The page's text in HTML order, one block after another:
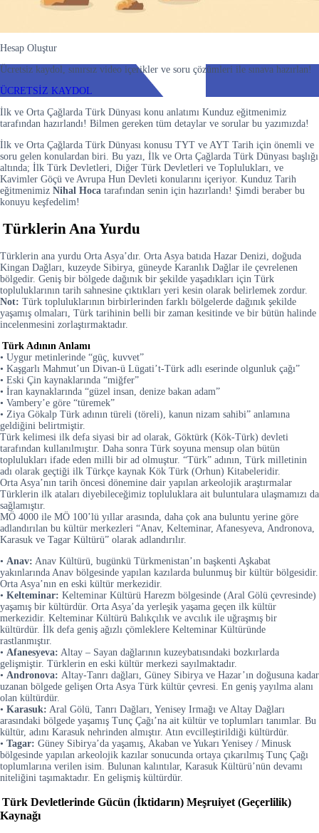
Hesap Oluştur
Ücretsiz kaydol, sınırsız video içerikler ve soru çözümleri ile sınava hazırlan!
ÜCRETSİZ KAYDOL
İlk ve Orta Çağlarda Türk Dünyası konu anlatımı Kunduz eğitmenimiz
tarafından hazırlandı! Bilmen gereken tüm detaylar ve sorular bu yazımızda!
İlk ve Orta Çağlarda Türk Dünyası konusu TYT ve AYT Tarih için önemli ve
soru gelen konulardan biri. Bu yazı, İlk ve Orta Çağlarda Türk Dünyası başlığı
altında; İlk Türk Devletleri, Diğer Türk Devletleri ve Toplulukları, ve
Kavimler Göçü ve Avrupa Hun Devleti konularını içeriyor. Kunduz Tarih
eğitmenimiz Nihal Hoca tarafından senin için hazırlandı! Şimdi beraber bu
konuyu keşfedelim!
Türklerin Ana Yurdu
Türklerin ana yurdu Orta Asya’dır. Orta Asya batıda Hazar Denizi, doğuda
Kingan Dağları, kuzeyde Sibirya, güneyde Karanlık Dağlar ile çevrelenen
bölgedir. Geniş bir bölgede dağınık bir şekilde yaşadıkları için Türk
topluluklarının tarih sahnesine çıktıkları yeri kesin olarak belirlemek zordur.
Not: Türk topluluklarının birbirlerinden farklı bölgelerde dağınık şekilde
yaşamış olmaları, Türk tarihinin belli bir zaman kesitinde ve bir bütün halinde
incelenmesini zorlaştırmaktadır.
Türk Adının Anlamı
• Uygur metinlerinde “güç, kuvvet”
• Kaşgarlı Mahmut’un Divan-ü Lügati’t-Türk adlı eserinde olgunluk çağı”
• Eski Çin kaynaklarında “miğfer”
• İran kaynaklarında “güzel insan, denize bakan adam”
• Vambery’e göre “türemek”
• Ziya Gökalp Türk adının türeli (töreli), kanun nizam sahibi” anlamına
geldiğini belirtmiştir.
Türk kelimesi ilk defa siyasi bir ad olarak, Göktürk (Kök-Türk) devleti
tarafından kullanılmıştır. Daha sonra Türk soyuna mensup olan bütün
toplulukları ifade eden milli bir ad olmuştur. “Türk” adının, Türk milletinin
adı olarak geçtiği ilk Türkçe kaynak Kök Türk (Orhun) Kitabeleridir.
Orta Asya’nın tarih öncesi dönemine dair yapılan arkeolojik araştırmalar
Türklerin ilk ataları diyebileceğimiz topluluklara ait buluntulara ulaşmamızı da
sağlamıştır.
MÖ 4000 ile MÖ 100’lü yıllar arasında, daha çok ana buluntu yerine göre
adlandırılan bu kültür merkezleri “Anav, Kelteminar, Afanesyeva, Andronova,
Karasuk ve Tagar Kültürü” olarak adlandırılır.
• Anav: Anav Kültürü, bugünkü Türkmenistan’ın başkenti Aşkabat
yakınlarında Anav bölgesinde yapılan kazılarda bulunmuş bir kültür bölgesidir.
Orta Asya’nın en eski kültür merkezidir.
• Kelteminar: Kelteminar Kültürü Harezm bölgesinde (Aral Gölü çevresinde)
yaşamış bir kültürdür. Orta Asya’da yerleşik yaşama geçen ilk kültür
merkezidir. Kelteminar Kültürü Balıkçılık ve avcılık ile uğraşmış bir
kültürdür. İlk defa geniş ağızlı çömleklere Kelteminar Kültüründe
rastlanmıştır.
• Afanesyeva: Altay – Sayan dağlarının kuzeybatısındaki bozkırlarda
gelişmiştir. Türklerin en eski kültür merkezi sayılmaktadır.
• Andronova: Altay-Tanrı dağları, Güney Sibirya ve Hazar’ın doğusuna kadar
uzanan bölgede gelişen Orta Asya Türk kültür çevresi. En geniş yayılma alanı
olan kültürdür.
• Karasuk: Aral Gölü, Tanrı Dağları, Yenisey Irmağı ve Altay Dağları
arasındaki bölgede yaşamış Tunç Çağı’na ait kültür ve toplumları tanımlar. Bu
kültür, adını Karasuk nehrinden almıştır. Atın evcilleştirildiği kültürdür.
• Tagar: Güney Sibirya’da yaşamış, Akaban ve Yukarı Yenisey / Minusk
bölgesinde yapılan arkeolojik kazılar sonucunda ortaya çıkarılmış Tunç Çağı
toplumlarına verilen isim. Bulunan kalıntılar, Karasuk Kültürü’nün devamı
niteliğini taşımaktadır. En gelişmiş kültürdür.
Türk Devletlerinde Gücün (İktidarın) Meşruiyet (Geçerlilik)
Kaynağı